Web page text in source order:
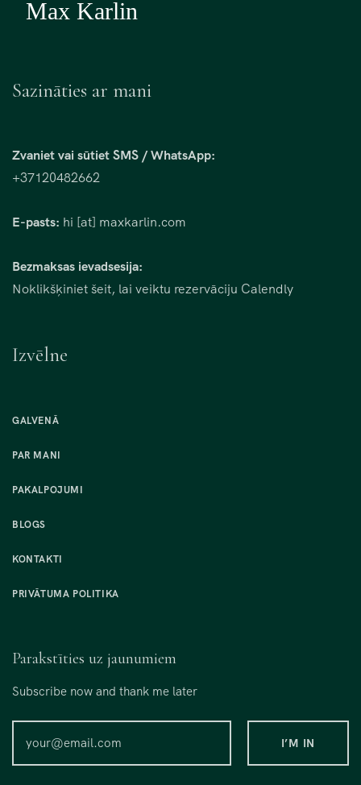
Sazināties ar mani
Zvaniet vai sūtiet SMS / WhatsApp:
+37120482662
E-pasts: hi [at] maxkarlin.com
Bezmaksas ievadsesija:
Noklikšķiniet šeit, lai veiktu rezervāciju Calendly
Izvēlne
GALVENĀ
PAR MANI
PAKALPOJUMI
BLOGS
KONTAKTI
PRIVĀTUMA POLITIKA
Parakstīties uz jaunumiem
Subscribe now and thank me later